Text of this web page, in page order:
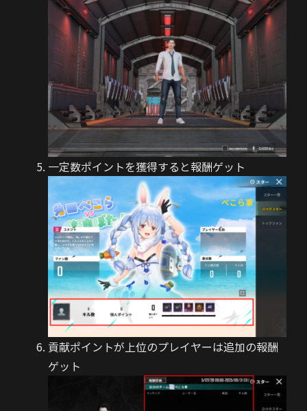
一定数ポイントを獲得すると報酬ゲット
貢献ポイントが上位のプレイヤーは追加の報酬
ゲット